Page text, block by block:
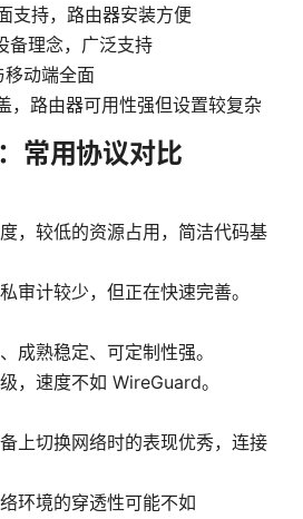
支持，路由器安装方便
备理念，广泛支持
动端全面
，路由器可用性强但设置较复杂
常用协议对比
，较低的资源占用，简洁代码基
审计较少，但正在快速完善。
成熟稳定、可定制性强。
，速度不如 WireGuard。
上切换网络时的表现优秀，连接
环境的穿透性可能不如